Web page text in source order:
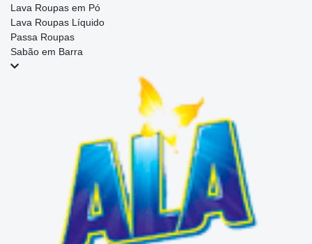
Lava Roupas em Pó
Lava Roupas Líquido
Passa Roupas
Sabão em Barra